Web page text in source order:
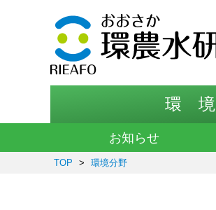
環 境
お知らせ
TOP > 環境分野